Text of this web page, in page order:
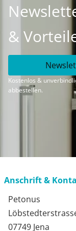
&
Kostenlos &
abbestellen.
Anschrift &
Petonus
07749 Jena